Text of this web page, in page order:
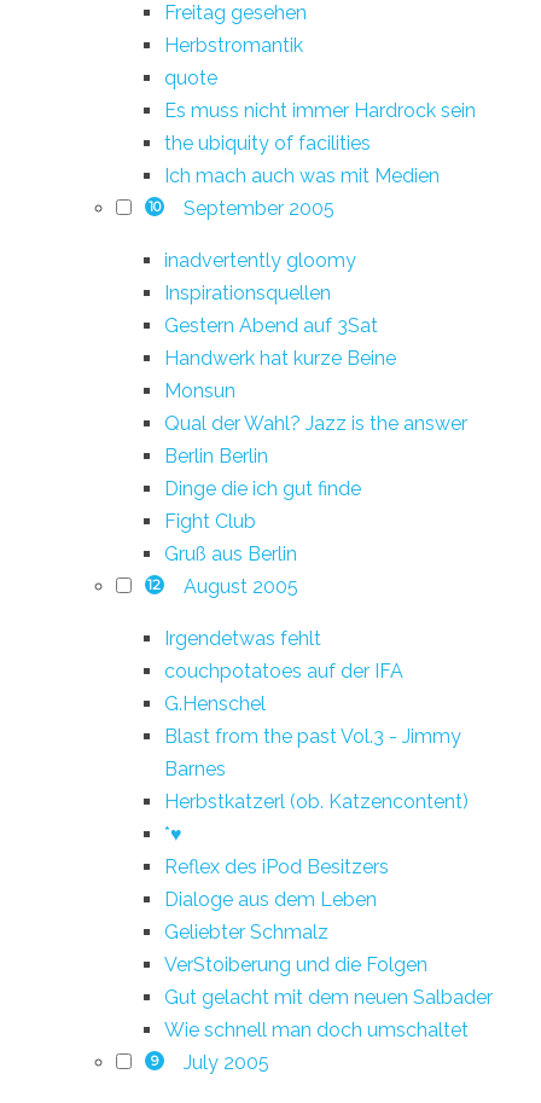
Freitag gesehen
Herbstromantik
quote
Es muss nicht immer Hardrock sein
the ubiquity of facilities
Ich mach auch was mit Medien
10 September 2005
inadvertently gloomy
Inspirationsquellen
Gestern Abend auf 3Sat
Handwerk hat kurze Beine
Monsun
Qual der Wahl? Jazz is the answer
Berlin Berlin
Dinge die ich gut finde
Fight Club
Gruß aus Berlin
12 August 2005
Irgendetwas fehlt
couchpotatoes auf der IFA
G.Henschel
Blast from the past Vol.3 - Jimmy
Barnes
Herbstkatzerl (ob. Katzencontent)
*♥
Reflex des iPod Besitzers
Dialoge aus dem Leben
Geliebter Schmalz
VerStoiberung und die Folgen
Gut gelacht mit dem neuen Salbader
Wie schnell man doch umschaltet
9 July 2005